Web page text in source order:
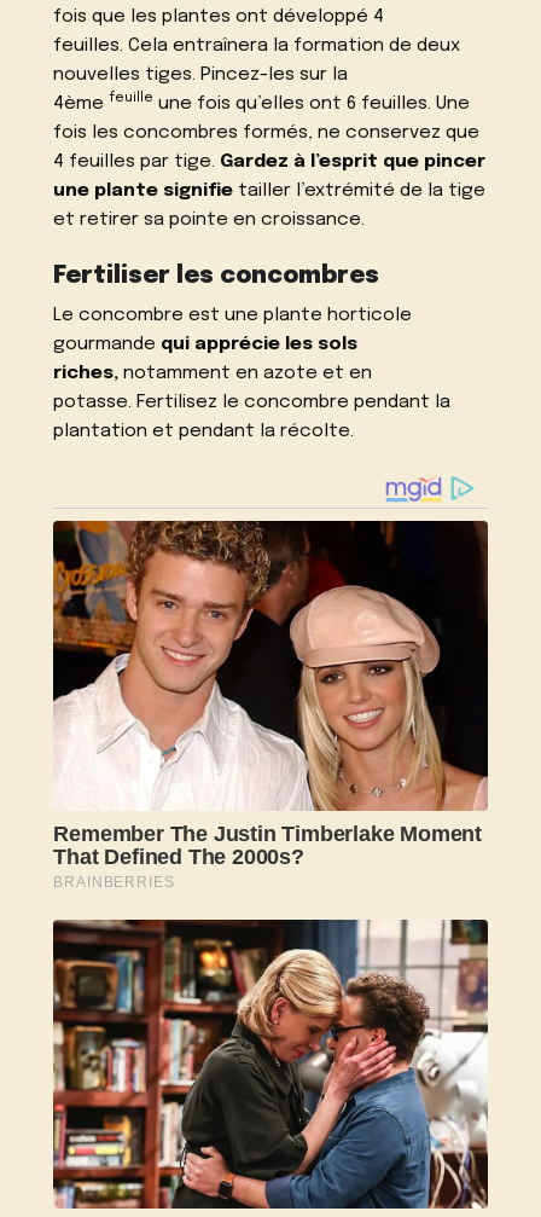
fois que les plantes ont développé 4
feuilles. Cela entraînera la formation de deux
nouvelles tiges. Pincez-les sur la
4ème feuille une fois qu’elles ont 6 feuilles. Une
fois les concombres formés, ne conservez que
4 feuilles par tige. Gardez à l’esprit que pincer
une plante signifie tailler l’extrémité de la tige
et retirer sa pointe en croissance.
Fertiliser les concombres
Le concombre est une plante horticole
gourmande qui apprécie les sols
riches, notamment en azote et en
potasse. Fertilisez le concombre pendant la
plantation et pendant la récolte.